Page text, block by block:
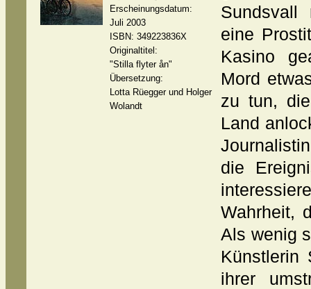
Erscheinungsdatum:
Juli 2003
ISBN: 349223836X
Originaltitel:
"Stilla flyter ån"
Übersetzung:
Lotta Rüegger und Holger
Wolandt
eine
Kasino
Mord
zu tun,
Land
die
Wahrheit,
Als wenig
Künstlerin
ihrer